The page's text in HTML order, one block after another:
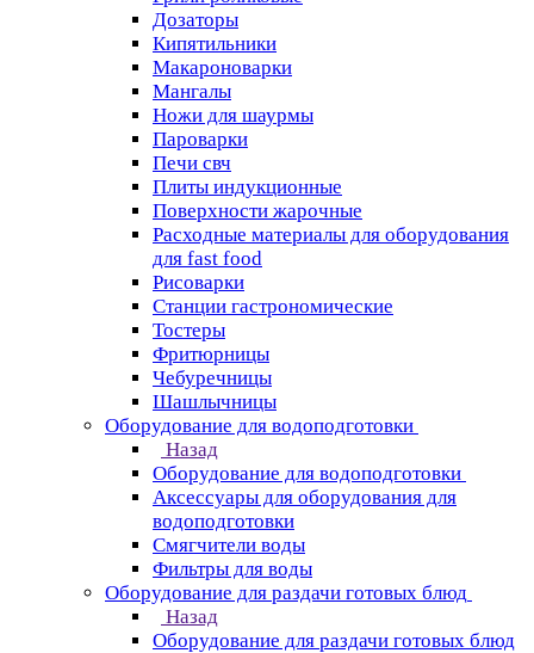
Дозаторы
Кипятильники
Макароноварки
Мангалы
Ножи для шаурмы
Пароварки
Печи свч
Плиты индукционные
Поверхности жарочные
Расходные материалы для оборудования
для fast food
Рисоварки
Станции гастрономические
Тостеры
Фритюрницы
Чебуречницы
Шашлычницы
Оборудование для водоподготовки
Назад
Оборудование для водоподготовки
Аксессуары для оборудования для
водоподготовки
Смягчители воды
Фильтры для воды
Оборудование для раздачи готовых блюд
Назад
Оборудование для раздачи готовых блюд